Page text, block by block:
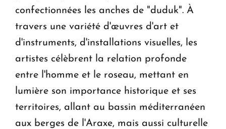
confectionnées les anches de "duduk". À
travers une variété d'œuvres d'art et
d'instruments, d'installations visuelles, les
artistes célèbrent la relation profonde
entre l'homme et le roseau, mettant en
lumière son importance historique et ses
territoires, allant au bassin méditerranéen
aux berges de l'Araxe, mais aussi culturelle